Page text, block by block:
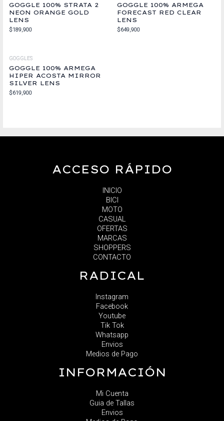
GOGGLE 100% STRATA 2
NEON ORANGE GOLD
LENS
$189,900
GOGGLE 100% ARMEGA
FORECAST RED CLEAR
LENS
$649,900
GOGGLES
GOGGLE 100% ARMEGA
HIPER ACOSTA MIRROR
SILVER LENS
$619,900
ACCESO RÁPIDO
INICIO
BICI
MOTO
CASUAL
OFERTAS
MARCAS
SHOPPERS
CONTACTO
RADICAL
Instagram
Facebook
Youtube
Tik Tok
Whatsapp
Envios
Medios de Pago
INFORMACIÓN
Mi Cuenta
Guia de Tallas
Envios